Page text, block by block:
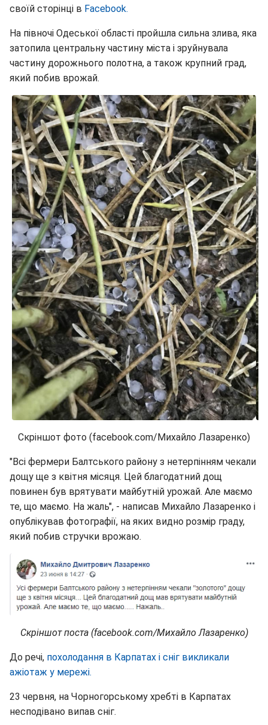
своїй сторінці в Facebook.
На півночі Одеської області пройшла сильна злива, яка
затопила центральну частину міста і зруйнувала
частину дорожнього полотна, а також крупний град,
який побив врожай.
Скріншот фото (facebook.com/Михайло Лазаренко)
"Всі фермери Балтського району з нетерпінням чекали
дощу ще з квітня місяця. Цей благодатний дощ
повинен був врятувати майбутній урожай. Але маємо
те, що маємо. На жаль", - написав Михайло Лазаренко і
опублікував фотографії, на яких видно розмір граду,
який побив стручки врожаю.
Скріншот поста (facebook.com/Михайло Лазаренко)
До речі, похолодання в Карпатах і сніг викликали
ажіотаж у мережі.
23 червня, на Чорногорському хребті в Карпатах
несподівано випав сніг.